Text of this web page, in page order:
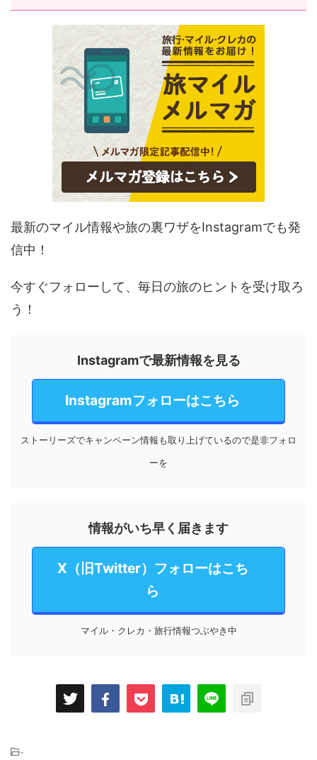
最新のマイル情報や旅の裏ワザをInstagramでも発
信中！
今すぐフォローして、毎日の旅のヒントを受け取ろ
う！
Instagramで最新情報を見る
Instagramフォローはこちら
ストーリーズでキャンペーン情報も取り上げているので是非フォロ
ーを
情報がいち早く届きます
X（旧Twitter）フォローはこち
ら
マイル・クレカ・旅行情報つぶやき中
-